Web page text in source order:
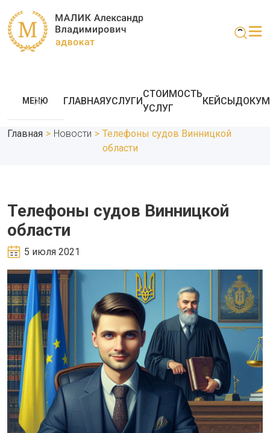
МЕНЮ ГЛАВНАЯУСЛУГИ
СТОИМОСТЬ
УСЛУГ
КЕЙСЫ
Главная > Новости > Телефоны судов Винницкой
области
Телефоны судов Винницкой
области
5 июля 2021